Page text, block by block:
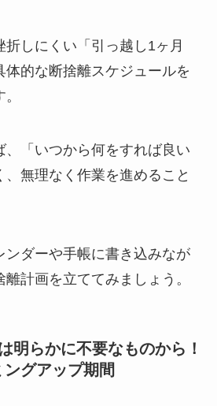
折しにくい「引っ越し1ヶ月
体的な断捨離スケジュールを
、「いつから何をすれば良い
無理なく作業を進めること
ンダーや手帳に書き込みなが
計画を立ててみましょう。
明らかに不要なものから！
グアップ期間